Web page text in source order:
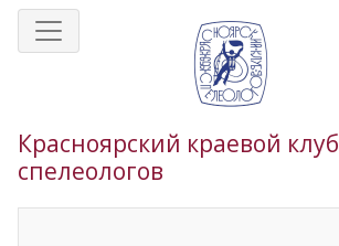
Перейти
Красноярский краевой клуб
спелеологов